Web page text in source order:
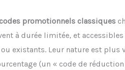
promotionnels classiques
à durée limitée, et
existants. Leur nature est plus
(un « code de